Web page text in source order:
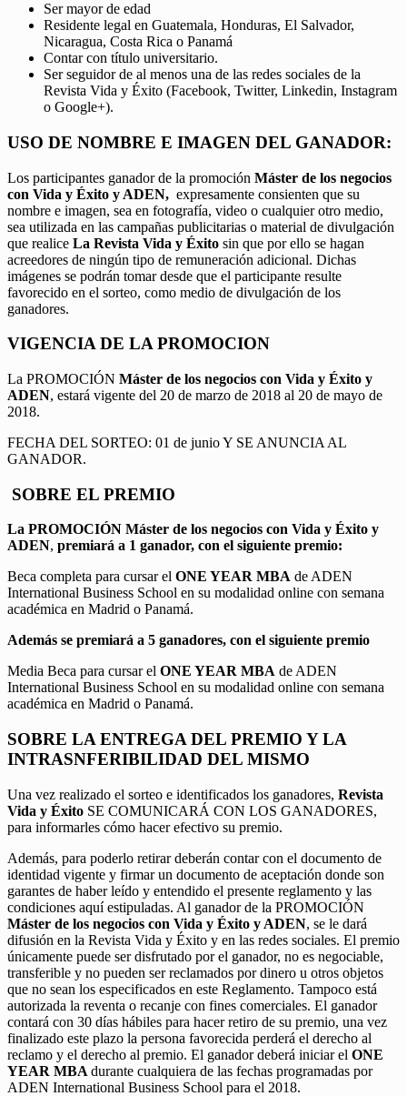
Ser mayor de edad
Residente legal en Guatemala, Honduras, El Salvador,
Nicaragua, Costa Rica o Panamá
Contar con título universitario.
Ser seguidor de al menos una de las redes sociales de la
Revista Vida y Éxito (Facebook, Twitter, Linkedin, Instagram
o Google+).
USO DE NOMBRE E IMAGEN DEL GANADOR:
Los participantes ganador de la promoción Máster de los negocios
con Vida y Éxito y ADEN, expresamente consienten que su
nombre e imagen, sea en fotografía, video o cualquier otro medio,
sea utilizada en las campañas publicitarias o material de divulgación
que realice La Revista Vida y Éxito sin que por ello se hagan
acreedores de ningún tipo de remuneración adicional. Dichas
imágenes se podrán tomar desde que el participante resulte
favorecido en el sorteo, como medio de divulgación de los
ganadores.
VIGENCIA DE LA PROMOCION
La PROMOCIÓN Máster de los negocios con Vida y Éxito y
ADEN, estará vigente del 20 de marzo de 2018 al 20 de mayo de
2018.
FECHA DEL SORTEO: 01 de junio Y SE ANUNCIA AL
GANADOR.
SOBRE EL PREMIO
La PROMOCIÓN Máster de los negocios con Vida y Éxito y
ADEN, premiará a 1 ganador, con el siguiente premio:
Beca completa para cursar el ONE YEAR MBA de ADEN
International Business School en su modalidad online con semana
académica en Madrid o Panamá.
Además se premiará a 5 ganadores, con el siguiente premio
Media Beca para cursar el ONE YEAR MBA de ADEN
International Business School en su modalidad online con semana
académica en Madrid o Panamá.
SOBRE LA ENTREGA DEL PREMIO Y LA
INTRASNFERIBILIDAD DEL MISMO
Una vez realizado el sorteo e identificados los ganadores, Revista
Vida y Éxito SE COMUNICARÁ CON LOS GANADORES,
para informarles cómo hacer efectivo su premio.
Además, para poderlo retirar deberán contar con el documento de
identidad vigente y firmar un documento de aceptación donde son
garantes de haber leído y entendido el presente reglamento y las
condiciones aquí estipuladas. Al ganador de la PROMOCIÓN
Máster de los negocios con Vida y Éxito y ADEN, se le dará
difusión en la Revista Vida y Éxito y en las redes sociales. El premio
únicamente puede ser disfrutado por el ganador, no es negociable,
transferible y no pueden ser reclamados por dinero u otros objetos
que no sean los especificados en este Reglamento. Tampoco está
autorizada la reventa o recanje con fines comerciales. El ganador
contará con 30 días hábiles para hacer retiro de su premio, una vez
finalizado este plazo la persona favorecida perderá el derecho al
reclamo y el derecho al premio. El ganador deberá iniciar el ONE
YEAR MBA durante cualquiera de las fechas programadas por
ADEN International Business School para el 2018.